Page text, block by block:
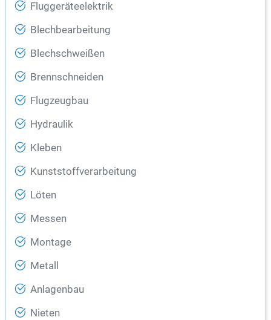
Fluggeräteelektrik
Blechbearbeitung
Blechschweißen
Brennschneiden
Flugzeugbau
Hydraulik
Kleben
Kunststoffverarbeitung
Löten
Messen
Montage
Metall
Anlagenbau
Nieten